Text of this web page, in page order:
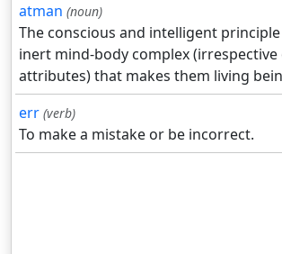
atman (noun)
The conscious and intelligent
inert mind-body complex (irrespective
attributes) that makes them living
err (verb)
To make a mistake or be incorrect.